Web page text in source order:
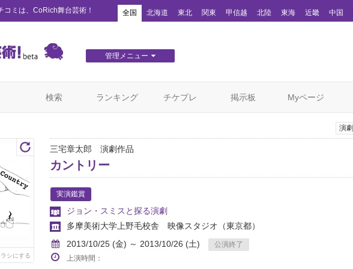
コミは、CoRich舞台芸術！ 全国 北海道 東北 関東 甲信越 北陸 東海 近畿 中国
管理メニュー
検索 ランキング チケプレ 掲示板 Myページ
シにする
演劇
三宅章太郎 演劇作品
カントリー
実演鑑賞
ジョン・スミスと探る演劇
多摩美術大学上野毛校舎 映像スタジオ （東京都）
2013/10/25 (金) ～ 2013/10/26 (土)
公演終了
上演時間：